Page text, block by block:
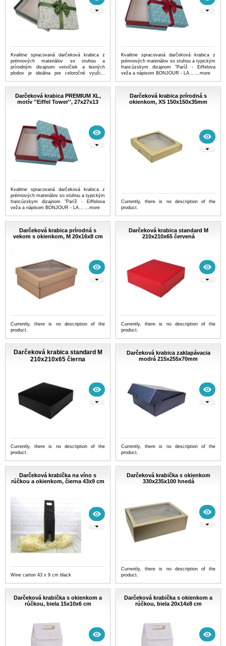
Kvalitne spracovaná darčeková krabica z
prémiových materiálov so stuhou a
prírodným dizajnom vetvičiek a lesných
plodov je ideálna pre celoročné využi...
Kvalitne spracovaná darčeková krabica z
prémiových materiálov so stuhou a typickým
francúzskym dizajnom "Paríž - Eiffelova
veža a nápisom BONJOUR - LA... ...more
Darčeková krabica PREMIUM XL,
motív ''Eiffel Tower'', 27x27x13
Kvalitne spracovaná darčeková krabica z
prémiových materiálov so stuhou a typickým
francúzskym dizajnom "Paríž - Eiffelova
veža a nápisom BONJOUR - LA... ...more
Darčeková krabica prírodná s
okienkom, XS 150x150x35mm
Currently, there is no description of the
product.
Darčeková krabica prírodná s
vekom s okienkom, M 20x16x8 cm
Currently, there is no description of the
product.
Darčeková krabica standard M
210x210x65 červená
Currently, there is no description of the
product.
Darčeková krabica standard M
210x210x65 čierna
Currently, there is no description of the
product.
Darčeková krabica zaklapávacia
modrá 215x255x70mm
Currently, there is no description of the
product.
Darčeková krabička na víno s
rúčkou a okienkom, čierna 43x9 cm
Wine carton 43 x 9 cm black
Darčeková krabička s okienkom
330x235x100 hnedá
Currently, there is no description of the
product.
Darčeková krabička s okienkom a
rúčkou, biela 15x10x6 cm
Darčeková krabička s okienkom a
rúčkou, biela 20x14x8 cm